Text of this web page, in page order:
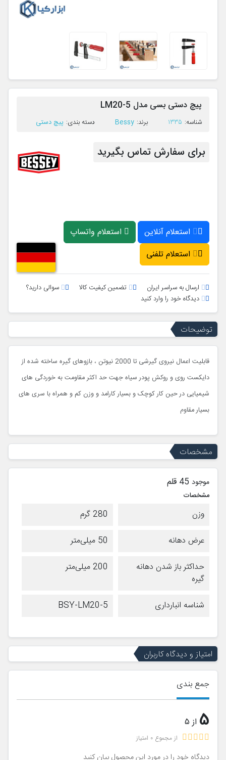
پیچ دستی بسی مدل LM20-5
ﺷﻨﺎﺳﻪ: 1335 ﺑﺮﻧﺪ: Bessy ﺩﺳﺘﻪ ﺑﻨﺪی: پیچ دستی
برای سفارش تماس بگیرید
استعلام آنلاین
استعلام واتساپ
استعلام تلفنی
ارسال به سراسر ایران تضمین کیفیت کالا
سوالی دارید؟
دیدگاه خود را وارد کنید
توضیحات
قابلیت اعمال نیروی گیرشی تا 2000 نیوتن ، بازوهای گیره ساخته شده از
دایکست روی و روکش پودر سیاه جهت حد اکثر مقاومت به خوردگی های
شیمیایی در حین کار کوچک و بسیار کارامد و وزن کم و همراه با سری های
بسیار مقاوم
مشخصات
موجود 45 قلم
مشخصات
وزن
280 گرم
عرض دهانه
50 میلی‌متر
حداکثر باز شدن دهانه
گیره
200 میلی‌متر
شناسه انبارداری BSY-LM20-5
امتیاز و دیدگاه کاربران
جمع بندی
5 از 5
از مجموع 0 امتیاز
دیدگاه خود را در مورد این محصول بیان کنید